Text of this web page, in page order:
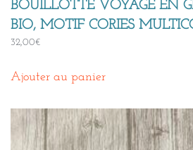
BOUILLOTTE VOYAGE EN
BIO, MOTIF CORIES
32,00€
Ajouter au panier